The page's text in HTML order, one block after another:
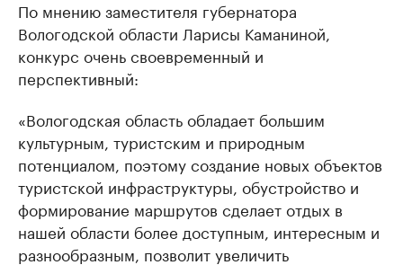
По мнению заместителя губернатора
Вологодской области Ларисы Каманиной,
конкурс очень своевременный и
перспективный:
«Вологодская область обладает большим
культурным, туристским и природным
потенциалом, поэтому создание новых объектов
туристской инфраструктуры, обустройство и
формирование маршрутов сделает отдых в
нашей области более доступным, интересным и
разнообразным, позволит увеличить